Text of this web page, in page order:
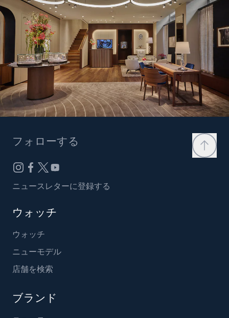
フォローする
ニュースレターに登録する
ウォッチ
ウォッチ
ニューモデル
店舗を検索
ブランド